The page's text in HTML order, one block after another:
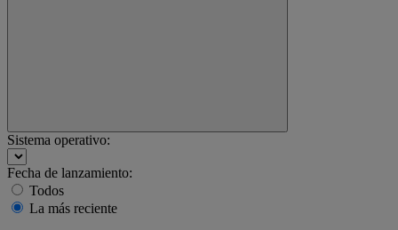
Sistema operativo:
Fecha de lanzamiento:
Todos
La más reciente